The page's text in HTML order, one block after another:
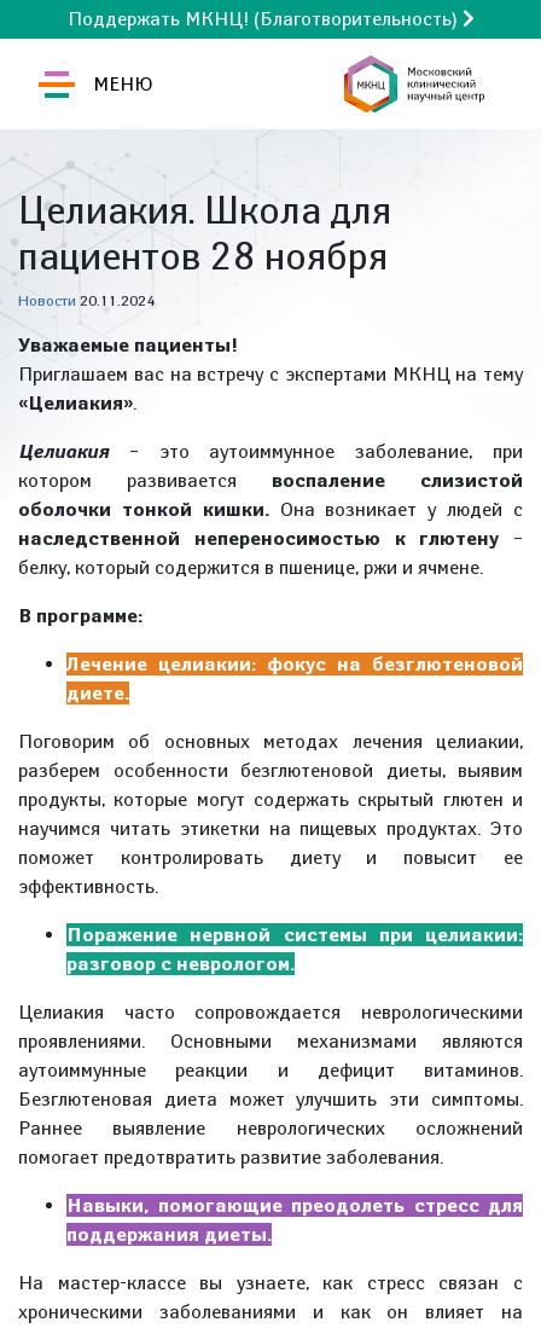
Поддержать МКНЦ! (Благотворительность)
МЕНЮ
Целиакия. Школа для
пациентов 28 ноября
Новости 20.11.2024
Уважаемые пациенты!
Приглашаем вас на встречу с экспертами МКНЦ на тему
«Целиакия».
Целиакия– это аутоиммунное заболевание, при
котором развивается воспаление слизистой
оболочки тонкой кишки.Она возникает у людей с
наследственной непереносимостью к глютену –
белку, который содержится в пшенице, ржи и ячмене.
В программе:
Лечение целиакии: фокус на безглютеновой
диете.
Поговорим об основных методах лечения целиакии,
разберем особенности безглютеновой диеты, выявим
продукты, которые могут содержать скрытый глютен и
научимся читать этикетки на пищевых продуктах. Это
поможет контролировать диету и повысит ее
эффективность.
Поражение нервной системы при целиакии:
разговор с неврологом.
Целиакия часто сопровождается неврологическими
проявлениями. Основными механизмами являются
аутоиммунные реакции и дефицит витаминов.
Безглютеновая диета может улучшить эти симптомы.
Раннее выявление неврологических осложнений
помогает предотвратить развитие заболевания.
Навыки, помогающие преодолеть стресс для
поддержания диеты.
На мастер-классе вы узнаете, как стресс связан с
хроническими заболеваниями и как он влияет на